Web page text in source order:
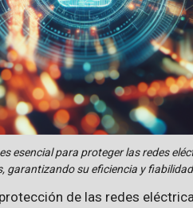
esencial para proteger las redes
garantizando su eficiencia y
de las redes